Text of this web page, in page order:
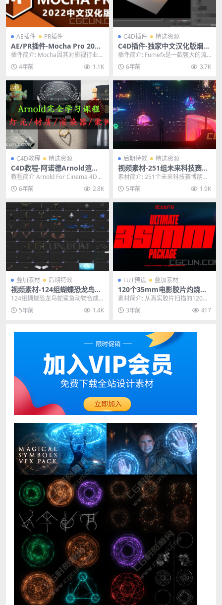
AE插件 PR插件
AE/PR插件-Mocha Pro 2022
中文汉化版摩卡平面物体跟踪
插件
插件简介: Mocha因其对影视行业的
贡献而获得了著名的奥斯卡奖和艾
美奖。Moc...
4年前 1.1K
C4D插件 精选资源
C4D插件-独家中文汉化版烟雾
火焰爆炸特效模拟插件 SitniS
ati FumeFX 5.0
插件简介: Fumefx是一款强大的流
体动力学模拟插件，其强大的流体
动力学引擎可...
6年前 3.7K
VIP
C4D教程 精选资源
C4D教程-阿诺德Arnold渲染
器产品设计渲染案例讲解中文
教程
教程简介 Arnold For Cinema 4D全
面系列阿诺德Arnold渲染...
6年前 2.8K
后期特效 精选资源
视频素材-251组未来科技赛博
朋克图形元素4K特效合成素材
(含透明通道)
素材简介: 251个未来科技赛博朋克
发光图形素材,这些素材可以让你创
建赛博朋克和...
5年前 1.9K
叠加素材 后期特效
视频素材-124组蝴蝶恐龙鸟蛇
鲨鱼动物合成特效高清素材(含
透明通道)
124组蝴蝶恐龙鸟蛇鲨鱼动物合成
特效高清素材(含透明通道)，素材包
含鲨鱼、蝴蝶、...
5年前 1.4K
LUT预设 叠加素材
120个35mm电影胶片灼烧刮
痕颗粒噪点过渡LUTs预设音效
4K视频素材
素材简介: 从真实胶片扫描的120多
种颗粒，烧伤，门，过渡，纹理和
叠加层。如果您...
3年前 417